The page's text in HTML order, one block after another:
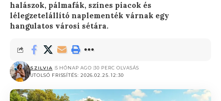
halászok, pálmafák, színes piacok és
lélegzetelállító naplementék várnak egy
hangulatos városi sétára.
UTOLSÓ FRISSÍTÉS: 2026.02.25. 12:30
SZILVIA 5 HÓNAP AGO 30 PERC OLVASÁS